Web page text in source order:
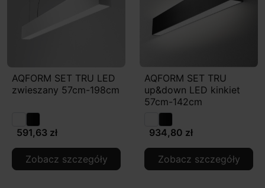
AQFORM SET TRU LED
zwieszany 57cm-198cm
591,63 zł
Zobacz szczegóły
AQFORM SET TRU
up&down LED kinkiet
57cm-142cm
934,80 zł
Zobacz szczegóły